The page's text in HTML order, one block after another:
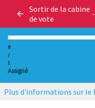
Sortir de la cabine
de vote
-
0
/
1
Assigné
Plus d'informations sur le